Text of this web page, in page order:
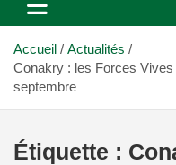
Accueil
Actualités
Conakry : les Forces
septembre
Étiquette :